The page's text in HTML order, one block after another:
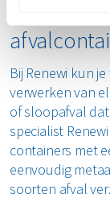
Bij Renewi kun
verwerken van
of sloopafval
specialist
containers met
eenvoudig
soorten afval